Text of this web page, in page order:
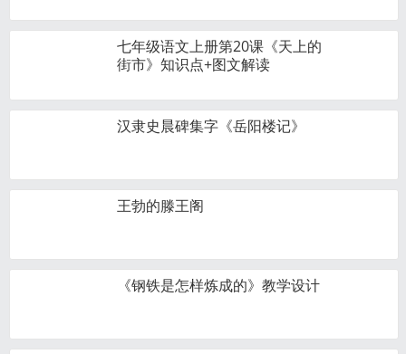
七年级语文上册第20课《天上的
街市》知识点+图文解读
汉隶史晨碑集字《岳阳楼记》
王勃的滕王阁
《钢铁是怎样炼成的》教学设计